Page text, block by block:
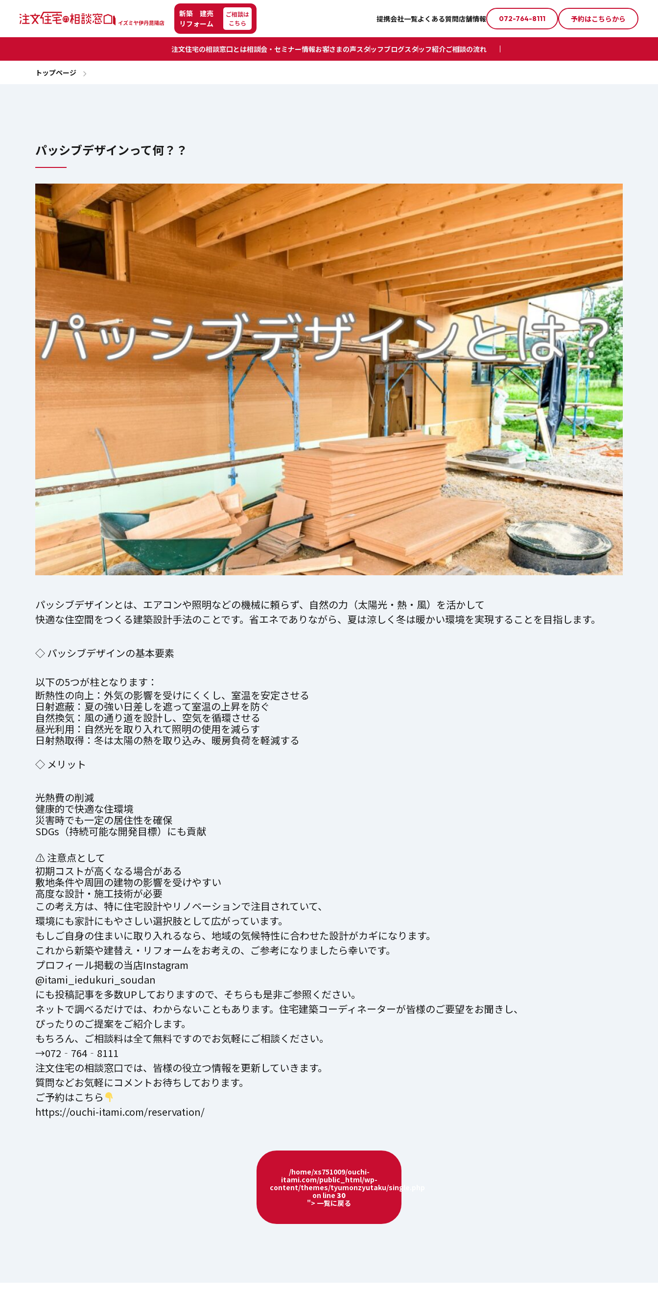
新築 建売
リフォーム
ご相談は
こちら
提携会社一覧よくある質問店舗情報 072-764-8111 予約はこちらから
注文住宅の相談窓口とは相談会・セミナー情報お客さまの声スタッフブログスタッフ紹介ご相談の流れ
トップページ
パッシブデザインって何？？
パッシブデザインとは、エアコンや照明などの機械に頼らず、自然の力（太陽光・熱・風）を活かして
快適な住空間をつくる建築設計手法のことです。省エネでありながら、夏は涼しく冬は暖かい環境を実現することを目指します。
◇ パッシブデザインの基本要素
以下の5つが柱となります：
断熱性の向上：外気の影響を受けにくくし、室温を安定させる
日射遮蔽：夏の強い日差しを遮って室温の上昇を防ぐ
自然換気：風の通り道を設計し、空気を循環させる
昼光利用：自然光を取り入れて照明の使用を減らす
日射熱取得：冬は太陽の熱を取り込み、暖房負荷を軽減する
◇ メリット
光熱費の削減
健康的で快適な住環境
災害時でも一定の居住性を確保
SDGs（持続可能な開発目標）にも貢献
⚠ 注意点として
初期コストが高くなる場合がある
敷地条件や周囲の建物の影響を受けやすい
高度な設計・施工技術が必要
この考え方は、特に住宅設計やリノベーションで注目されていて、
環境にも家計にもやさしい選択肢として広がっています。
もしご自身の住まいに取り入れるなら、地域の気候特性に合わせた設計がカギになります。
これから新築や建替え・リフォームをお考えの、ご参考になりましたら幸いです。
プロフィール掲載の当店Instagram
@itami_iedukuri_soudan
にも投稿記事を多数UPしておりますので、そちらも是非ご参照ください。
ネットで調べるだけでは、わからないこともあります。住宅建築コーディネーターが皆様のご要望をお聞きし、
ぴったりのご提案をご紹介します。
もちろん、ご相談料は全て無料ですのでお気軽にご相談ください。
→072‐764‐8111
注文住宅の相談窓口では、皆様の役立つ情報を更新していきます。
質問などお気軽にコメントお待ちしております。
ご予約はこちら
https://ouchi-itami.com/reservation/
/home/xs751009/ouchi-
itami.com/public_html/wp-
content/themes/tyumonzyutaku/single.php
on line 30
"> 一覧に戻る